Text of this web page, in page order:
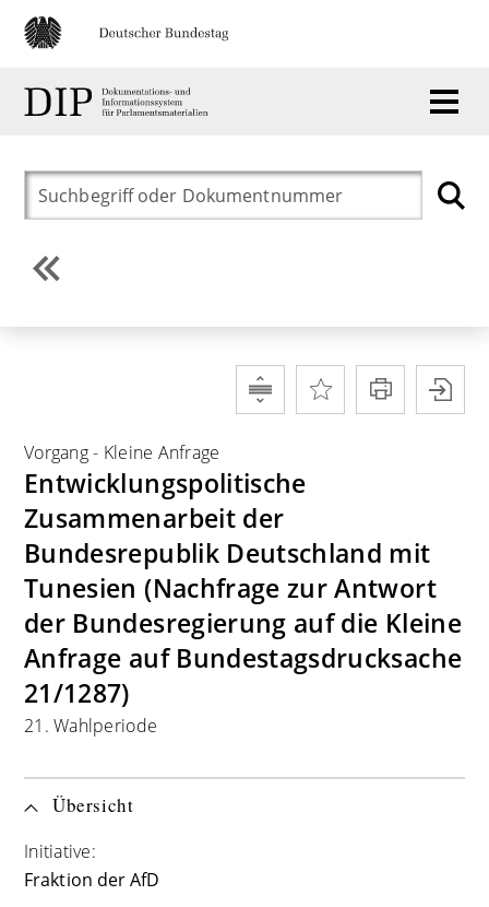
Vorgang- Kleine Anfrage
Entwicklungspolitische
Zusammenarbeit der
Bundesrepublik Deutschland mit
Tunesien (Nachfrage zur Antwort
der Bundesregierung auf die Kleine
Anfrage auf Bundestagsdrucksache
21/1287)
21. Wahlperiode
Übersicht
Initiative:
Fraktion der AfD